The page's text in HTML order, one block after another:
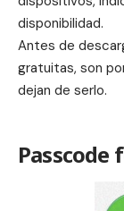
disponibilidad.
Antes de
gratuitas, son
dejan de serlo.
Passcode